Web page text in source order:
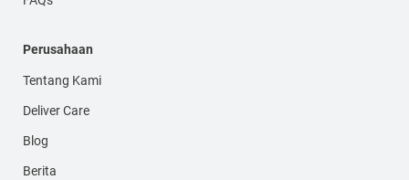
Perusahaan
Tentang Kami
Deliver Care
Blog
Berita